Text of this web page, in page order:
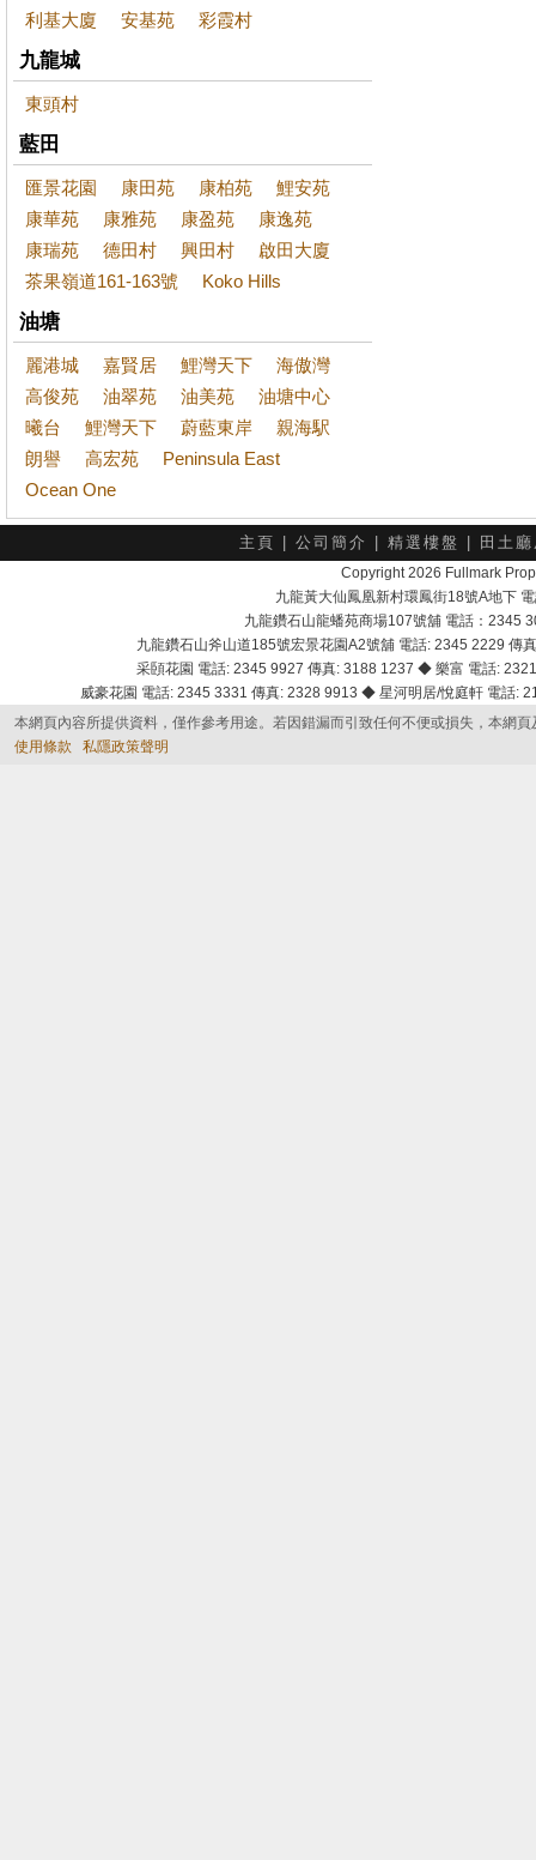
利基大廈 安基苑 彩霞村
九龍城
東頭村
藍田
匯景花園 康田苑 康柏苑
鯉安苑
康華苑
康雅苑 康盈苑
康逸苑
康瑞苑
德田村 興田村
啟田大廈
茶果嶺道161-163號
Koko Hills
油塘
麗港城 嘉賢居 鯉灣天下
海傲灣
高俊苑
油翠苑 油美苑
油塘中心
曦台
鯉灣天下 蔚藍東岸
親海駅
朗譽
高宏苑
Peninsula East
Ocean One
主頁 公司簡介 精選樓盤 田土
Copyright 2026 Fullmark
九龍黃大仙鳳凰新村環鳳街18號A地下
九龍鑽石山龍蟠苑商場107號舖 電話：2345
九龍鑽石山斧山道185號宏景花園A2號舖 電話: 2345 2229
采頣花園 電話: 2345 9927 傳真: 3188 1237 ◆ 樂富 電話:
威豪花園 電話: 2345 3331 傳真: 2328 9913 ◆ 星河明居/悅庭軒 電話
本網頁內容所提供資料，僅作參考用途。若因錯漏而引致任何不便或損失，本網
使用條款
私隱政策聲明